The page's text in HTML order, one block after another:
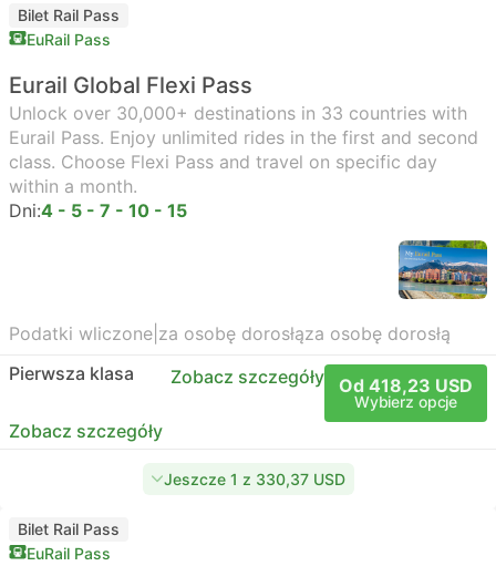
Bilet Rail Pass
EuRail Pass
Eurail Global Flexi Pass
Unlock over 30,000+ destinations in 33 countries with
Eurail Pass. Enjoy unlimited rides in the first and second
class. Choose Flexi Pass and travel on specific day
within a month.
Dni:4 - 5 - 7 - 10 - 15
Podatki wliczone za osobę dorosłąza osobę dorosłą
Pierwsza klasa
Zobacz szczegóły Od 418,23 USD
Wybierz opcje
Zobacz szczegóły
Jeszcze 1 z 330,37 USD
Bilet Rail Pass
EuRail Pass